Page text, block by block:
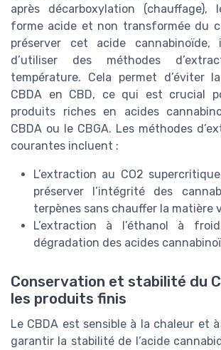
après décarboxylation (chauffage),
forme acide et non transformée du
préserver cet acide cannabinoïde,
d’utiliser des méthodes
température. Cela permet d’éviter
CBDA en CBD, ce qui est crucial
produits riches en acides
CBDA ou le CBGA. Les méthodes
courantes incluent :
L’extraction au CO2
préserver l’intégrité des
terpènes sans chauffer la matière
L’extraction à l’éthanol à
dégradation des acides
Conservation et stabilité du
les produits finis
Le CBDA est sensible à la chaleur et
garantir la stabilité de l’acide